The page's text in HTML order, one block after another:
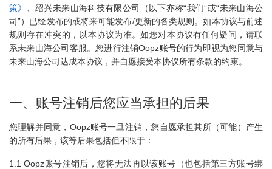
策》
、绍兴未来山海科技有限公司（以下亦称“我们”或“未来山海公
司”）已经发布的或将来可能发布/更新的各类规则。如本协议与前述
规则存在冲突的，以本协议为准。如您对本协议有任何疑问，请联
系未来山海公司客服。您进行注销Oopz账号的行为即视为您同意与
未来山海公司达成本协议，并自愿接受本协议所有条款的约束。
一、账号注销后您应当承担的后果
您理解并同意，Oopz账号一旦注销，您自愿承担其所（可能）产生
的所有后果，该等后果包括但不限于：
1.1 Oopz账号注销后，您将无法再以该账号（也包括第三方账号绑